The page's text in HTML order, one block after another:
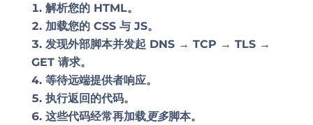
解析您的 HTML。
加载您的 CSS 与 JS。
发现外部脚本并发起 DNS → TCP → TLS →
GET 请求。
等待远端提供者响应。
执行返回的代码。
这些代码经常再加载更多脚本。